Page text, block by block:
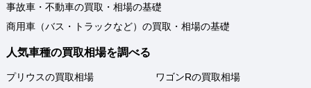
事故車・不動車の買取・相場の基礎
商用車（バス・トラックなど）の買取・相場の基礎
人気車種の買取相場を調べる
プリウスの買取相場
ワゴンRの買取相場